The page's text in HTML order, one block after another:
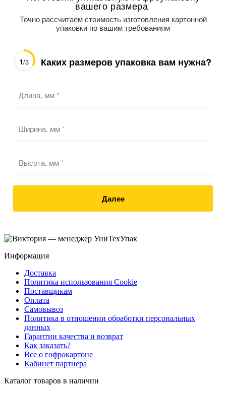
вашего размера
Точно рассчитаем стоимость изготовления картонной
упаковки по вашим требованиям
1/3 Каких размеров упаковка вам нужна?
Длина, мм*
Ширина, мм*
Высота, мм*
Далее
Информация
Доставка
Политика использования Cookie
Поставщикам
Оплата
Самовывоз
Политика в отношении обработки персональных
данных
Гарантии качества и возврат
Как заказать?
Все о гофрокартоне
Кабинет партнера
Каталог товаров в наличии